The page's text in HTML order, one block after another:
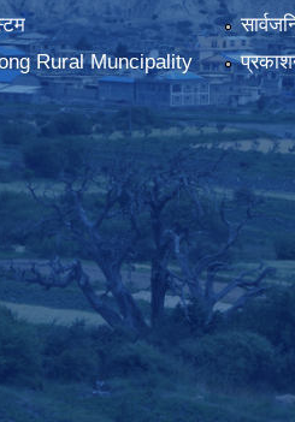
Rural Muncipality